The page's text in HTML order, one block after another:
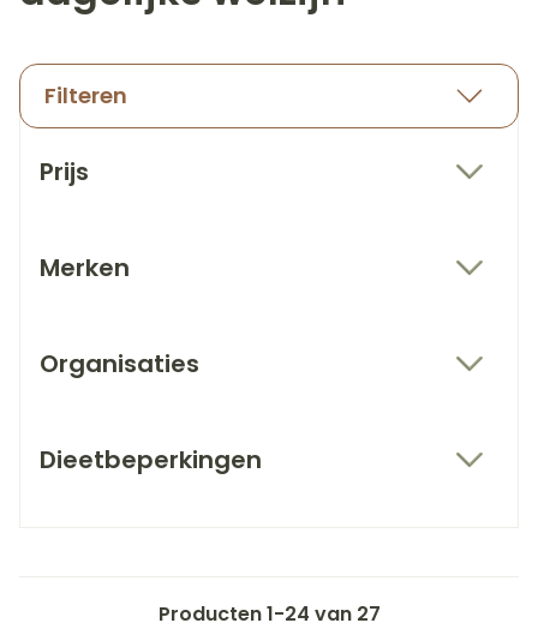
Filteren
Prijs
Merken
Organisaties
Dieetbeperkingen
Producten1-24 van 27